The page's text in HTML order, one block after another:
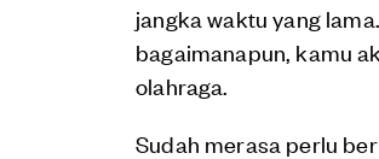
jangka waktu yang
bagaimanapun, kamu
olahraga.
Sudah merasa perlu